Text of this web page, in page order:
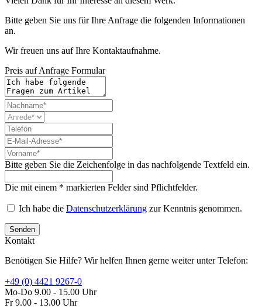
Bitte geben Sie uns für Ihre Anfrage die folgenden Informationen
an.
Wir freuen uns auf Ihre Kontaktaufnahme.
Preis auf Anfrage Formular
Bitte geben Sie die Zeichenfolge in das nachfolgende Textfeld ein.
Die mit einem * markierten Felder sind Pflichtfelder.
Ich habe die Datenschutzerklärung zur Kenntnis genommen.
Senden
Kontakt
Benötigen Sie Hilfe? Wir helfen Ihnen gerne weiter unter Telefon:
+49 (0) 4421 9267-0
Mo-Do 9.00 - 15.00 Uhr
Fr 9.00 - 13.00 Uhr